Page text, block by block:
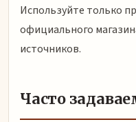
Используйте только
официального
источников.
Часто